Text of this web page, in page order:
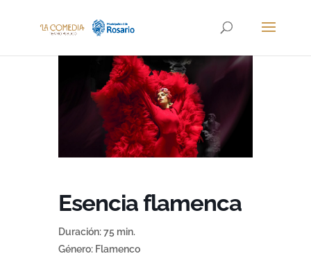
Esencia flamenca
Duración: 75 min.
Género: Flamenco